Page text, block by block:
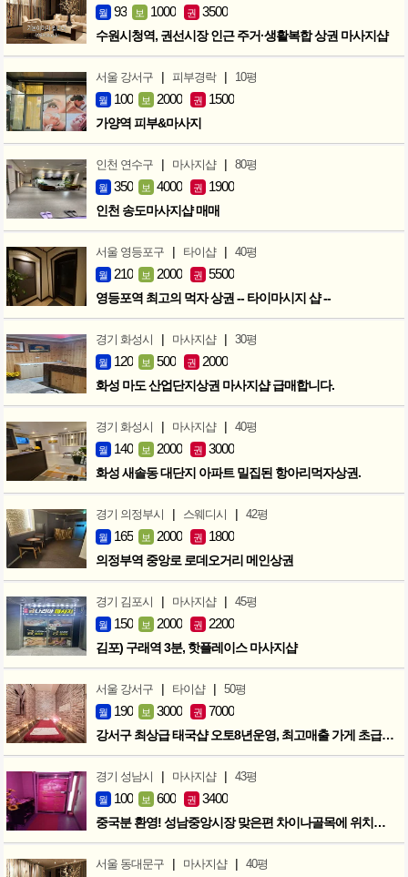
월 93 보 1000 권 3500
수원시청역, 권선시장 인근 주거·생활복합 상권 마사지샵
서울 강서구 | 피부경락 | 10평
월 100 보 2000 권 1500
가양역 피부&마사지
인천 연수구 | 마사지샵 | 80평
월 350 보 4000 권 1900
인천 송도마사지샵 매매
서울 영등포구 | 타이샵 | 40평
월 210 보 2000 권 5500
영등포역 최고의 먹자 상권 -- 타이마시지 샵 --
경기 화성시 | 마사지샵 | 30평
월 120 보 500 권 2000
화성 마도 산업단지상권 마사지샵 급매합니다.
경기 화성시 | 마사지샵 | 40평
월 140 보 2000 권 3000
화성 새솔동 대단지 아파트 밀집된 항아리먹자상권.
경기 의정부시 | 스웨디시 | 42평
월 165 보 2000 권 1800
의정부역 중앙로 로데오거리 메인상권
경기 김포시 | 마사지샵 | 45평
월 150 보 2000 권 2200
김포) 구래역 3분, 핫플레이스 마사지샵
서울 강서구 | 타이샵 | 50평
월 190 보 3000 권 7000
강서구 최상급 태국샵 오토8년운영, 최고매출 가게 초급매!!!
경기 성남시 | 마사지샵 | 43평
월 100 보 600 권 3400
중국분 환영! 성남중앙시장 맞은편 차이나골목에 위치한 마사지샵
서울 동대문구 | 마사지샵 | 40평